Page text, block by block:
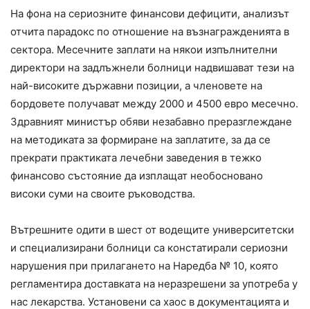
На фона на сериозните финансови дефицити, анализът
отчита парадокс по отношение на възнагражденията в
сектора. Месечните заплати на някои изпълнителни
директори на задлъжнели болници надвишават тези на
най-високите държавни позиции, а членовете на
бордовете получават между 2000 и 4500 евро месечно.
Здравният министър обяви незабавно преразглеждане
на методиката за формиране на заплатите, за да се
прекрати практиката лечебни заведения в тежко
финансово състояние да изплащат необосновано
високи суми на своите ръководства.
Вътрешните одити в шест от водещите университетски
и специализирани болници са констатирали сериозни
нарушения при прилагането на Наредба № 10, която
регламентира доставката на неразрешени за употреба у
нас лекарства. Установени са хаос в документацията и